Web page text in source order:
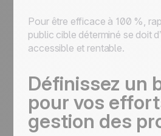
Pour être efficace à 100 %,
public cible déterminé se doit
accessible et rentable.
Définissez un
pour vos
gestion des